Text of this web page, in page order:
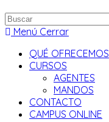
Buscar
en
web
Menú Cerrar
QUÉ OFRECEMOS
CURSOS
AGENTES
MANDOS
CONTACTO
CAMPUS ONLINE